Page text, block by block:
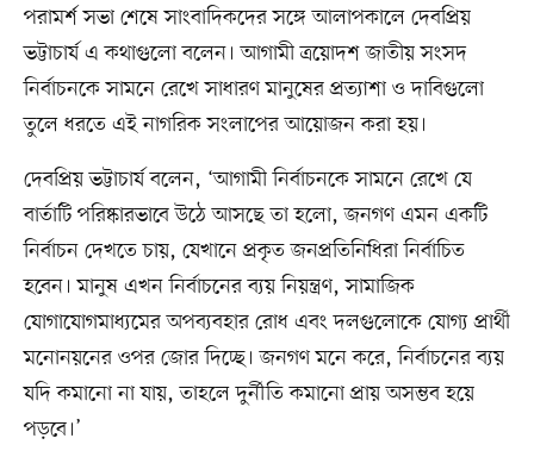
পরামর্শ সভা শেষে সাংবাদিকদের সঙ্গে আলাপকালে দেবপ্রিয়
ভট্টাচার্য এ কথাগুলো বলেন। আগামী ত্রয়োদশ জাতীয় সংসদ
নির্বাচনকে সামনে রেখে সাধারণ মানুষের প্রত্যাশা ও দাবিগুলো
তুলে ধরতে এই নাগরিক সংলাপের আয়োজন করা হয়।
দেবপ্রিয় ভট্টাচার্য বলেন, ‘আগামী নির্বাচনকে সামনে রেখে যে
বার্তাটি পরিষ্কারভাবে উঠে আসছে তা হলো, জনগণ এমন একটি
নির্বাচন দেখতে চায়, যেখানে প্রকৃত জনপ্রতিনিধিরা নির্বাচিত
হবেন। মানুষ এখন নির্বাচনের ব্যয় নিয়ন্ত্রণ, সামাজিক
যোগাযোগমাধ্যমের অপব্যবহার রোধ এবং দলগুলোকে যোগ্য প্রার্থী
মনোনয়নের ওপর জোর দিচ্ছে। জনগণ মনে করে, নির্বাচনের ব্যয়
যদি কমানো না যায়, তাহলে দুর্নীতি কমানো প্রায় অসম্ভব হয়ে
পড়বে।’